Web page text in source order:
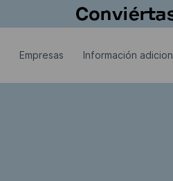
Empresas Información